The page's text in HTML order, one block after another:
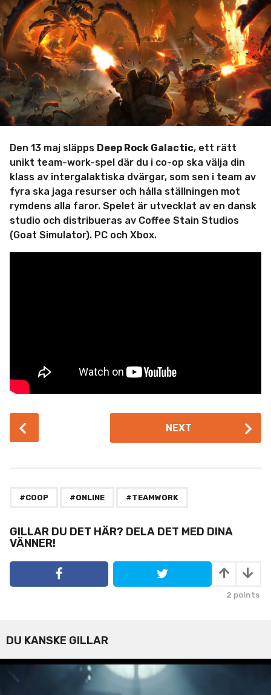
d
m
i
Den 13 maj släpps Deep Rock Galactic, ett rätt
unikt team-work-spel där du i co-op ska välja din
klass av intergalaktiska dvärgar, som sen i team av
fyra ska jaga resurser och hålla ställningen mot
rymdens alla faror. Spelet är utvecklat av en dansk
studio och distribueras av Coffee Stain Studios
(Goat Simulator). PC och Xbox.
o
i
n
a
NEXT
#COOP #ONLINE #TEAMWORK
GILLAR DU DET HÄR? DELA DET MED DINA
VÄNNER!
2 points
DU KANSKE GILLAR